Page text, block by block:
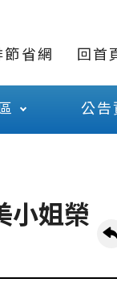
節省網 回首
公告
小姐榮